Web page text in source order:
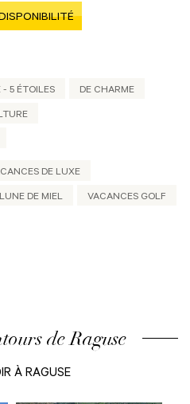
- 5 ÉTOILES DE CHARME
DE LUXE
DE MIEL VACANCES GOLF
de Raguse
À RAGUSE